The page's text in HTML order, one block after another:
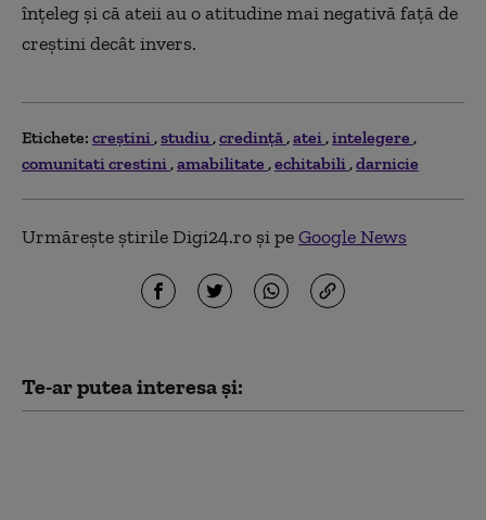
înțeleg și că ateii au o atitudine mai negativă față de
creștini decât invers.
Etichete: creştini studiu credință atei intelegere
comunitati crestini amabilitate echitabili darnicie
Urmărește știrile Digi24.ro și peGoogle News
Te-ar putea interesa și: